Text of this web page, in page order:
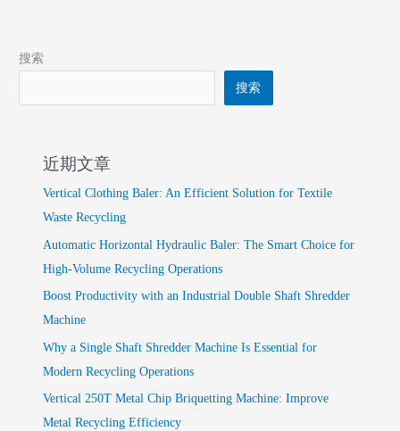
搜索
搜索
近期文章
Vertical Clothing Baler: An Efficient Solution for Textile
Waste Recycling
Automatic Horizontal Hydraulic Baler: The Smart Choice for
High-Volume Recycling Operations
Boost Productivity with an Industrial Double Shaft Shredder
Machine
Why a Single Shaft Shredder Machine Is Essential for
Modern Recycling Operations
Vertical 250T Metal Chip Briquetting Machine: Improve
Metal Recycling Efficiency